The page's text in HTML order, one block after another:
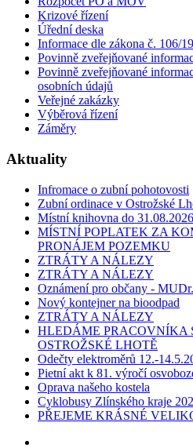
Krizové řízení
Úřední deska
Informace dle zákona č. 106/
Povinně zveřejňované
Povinně zveřejňované
osobních údajů
Veřejné zakázky
Výběrová řízení
Záměry
Aktuality
Infromace o zubní pohotovosti
Zubní ordinace v Ostrožské
Místní knihovna do
MÍSTNÍ POPLATEK ZA
PRONÁJEM POZEMKU
ZTRÁTY A NÁLEZY
ZTRÁTY A NÁLEZY
Oznámení pro občany -
Nový kontejner na bioodpad
ZTRÁTY A NÁLEZY
HLEDÁME PRACOVNÍKA
OSTROŽSKÉ LHOTĚ
Odečty elektroměrů 12.-
Pietní akt k 81. výročí
Oprava našeho kostela
Cyklobusy Zlínského kraje
PŘEJEME KRÁSNÉ